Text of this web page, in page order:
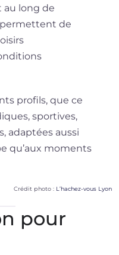
au long de
permettent de
profils, que ce
sportives,
adaptées aussi
qu’aux moments
Crédit photo : L’hachez-vous Lyon
pour